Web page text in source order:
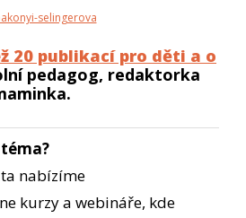
selingerova
20 publikací pro děti a o
pedagog, redaktorka
nabízíme
kurzy a webináře, kde